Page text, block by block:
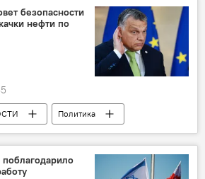
безопасности
нефти по
Политика
Венгрия
Польша
Украины